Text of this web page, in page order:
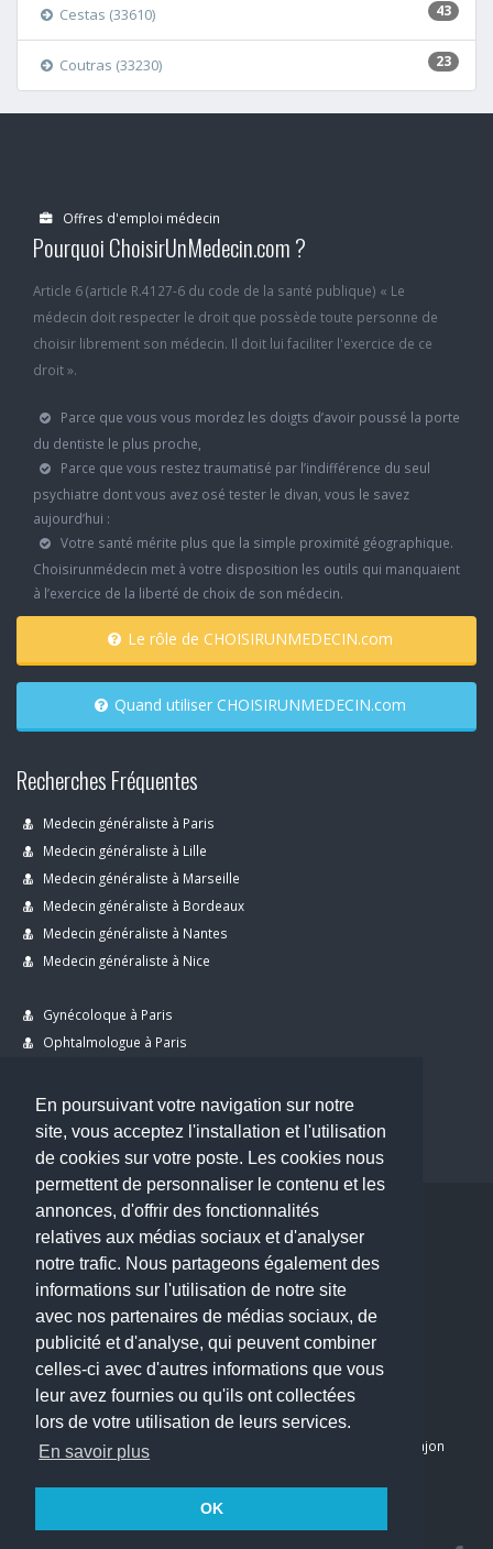
En poursuivant votre navigation sur notre
site, vous acceptez l'installation et l'utilisation
de cookies sur votre poste. Les cookies nous
permettent de personnaliser le contenu et les
annonces, d'offrir des fonctionnalités
relatives aux médias sociaux et d'analyser
notre trafic. Nous partageons également des
informations sur l'utilisation de notre site
avec nos partenaires de médias sociaux, de
publicité et d'analyse, qui peuvent combiner
celles-ci avec d'autres informations que vous
leur avez fournies ou qu'ils ont collectées
lors de votre utilisation de leurs services.
En savoir plus
OK
43
Cestas (33610)
23
Coutras (33230)
Offres d'emploi médecin
Pourquoi ChoisirUnMedecin.com ?
Article 6 (article R.4127-6 du code de la santé publique) « Le
médecin doit respecter le droit que possède toute personne de
choisir librement son médecin. Il doit lui faciliter l'exercice de ce
droit ».
Parce que vous vous mordez les doigts d’avoir poussé la porte
du dentiste le plus proche,
Parce que vous restez traumatisé par l’indifférence du seul
psychiatre dont vous avez osé tester le divan, vous le savez
aujourd’hui :
Votre santé mérite plus que la simple proximité géographique.
Choisirunmédecin met à votre disposition les outils qui manquaient
à l’exercice de la liberté de choix de son médecin.
Le rôle de CHOISIRUNMEDECIN.com
Quand utiliser CHOISIRUNMEDECIN.com
Recherches Fréquentes
Medecin généraliste à Paris
Medecin généraliste à Lille
Medecin généraliste à Marseille
Medecin généraliste à Bordeaux
Medecin généraliste à Nantes
Medecin généraliste à Nice
Gynécoloque à Paris
Ophtalmologue à Paris
Dentiste à Paris
Copyright © 2026 . All Rights Reserved.
choisirunmedecin@gmail.com
Nous contacter
Accueil
Blog
Mon compte
Dernier avis : PASCAL DELCAMPE, Chirurgien maxillo-faciale à Arpajon